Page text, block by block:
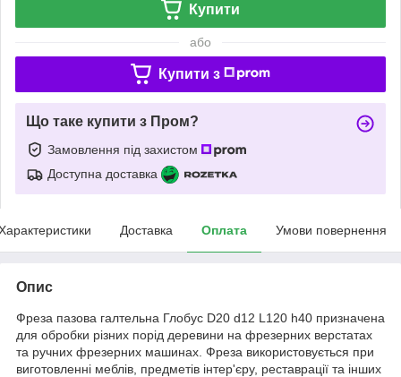
Купити
або
Купити з
Що таке купити з Пром?
Замовлення під захистом
Доступна доставка
Доставка Оплата Умови повернення
Опис
Фреза пазова галтельна Глобус D20 d12 L120 h40 призначена
для обробки різних порід деревини на фрезерних верстатах
та ручних фрезерних машинах. Фреза використовується при
виготовленні меблів, предметів інтер'єру, реставрації та інших